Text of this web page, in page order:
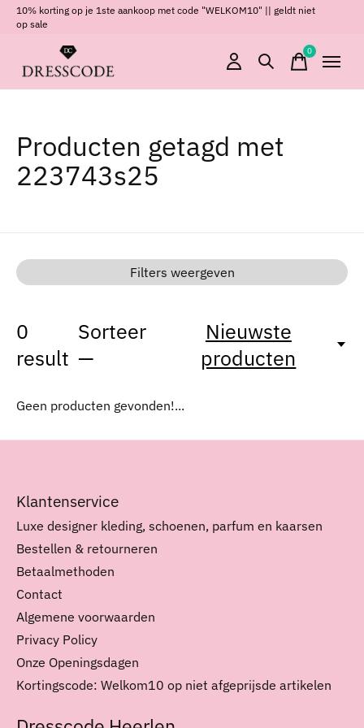
10% korting op je 1ste aankoop met code "WELKOM10" || geldt niet
op sale
0items
Producten getagd met
223743s25
Filters weergeven
0
result
Sorteer
—
Nieuwste
producten
Geen producten gevonden!...
Klantenservice
Luxe designer kleding, schoenen, parfum en kaarsen
Bestellen & retourneren
Betaalmethoden
Contact
Algemene voorwaarden
Privacy Policy
Onze Openingsdagen
Kortingscode: Welkom10 op niet afgeprijsde artikelen